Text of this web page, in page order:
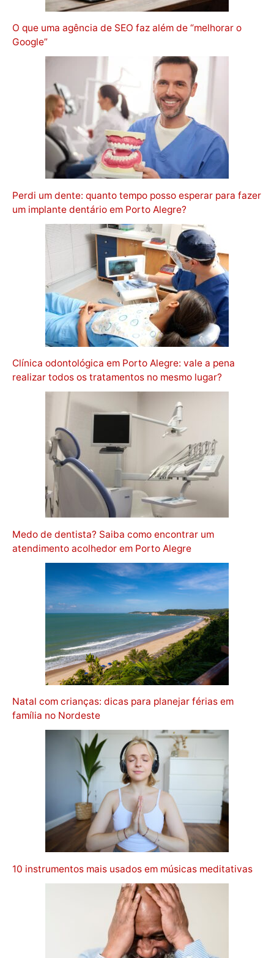
O que uma agência de SEO faz além de “melhorar o
Google”
Perdi um dente: quanto tempo posso esperar para fazer
um implante dentário em Porto Alegre?
Clínica odontológica em Porto Alegre: vale a pena
realizar todos os tratamentos no mesmo lugar?
Medo de dentista? Saiba como encontrar um
atendimento acolhedor em Porto Alegre
Natal com crianças: dicas para planejar férias em
família no Nordeste
10 instrumentos mais usados em músicas meditativas